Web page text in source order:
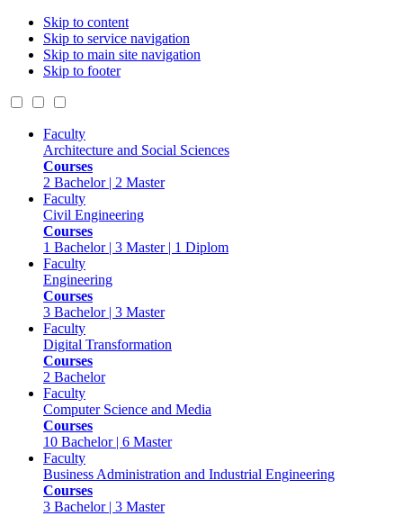
Skip to content
Skip to service navigation
Skip to main site navigation
Skip to footer
Faculty
Architecture and Social Sciences
Courses
2 Bachelor | 2 Master
Faculty
Civil Engineering
Courses
1 Bachelor | 3 Master | 1 Diplom
Faculty
Engineering
Courses
3 Bachelor | 3 Master
Faculty
Digital Transformation
Courses
2 Bachelor
Faculty
Computer Science and Media
Courses
10 Bachelor | 6 Master
Faculty
Business Administration and Industrial Engineering
Courses
3 Bachelor | 3 Master